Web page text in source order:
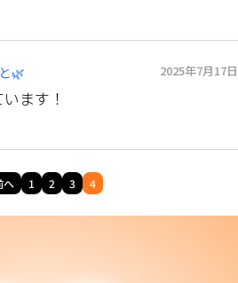
🌿 2025年7月17日
ます！
へ 1 2 3 4